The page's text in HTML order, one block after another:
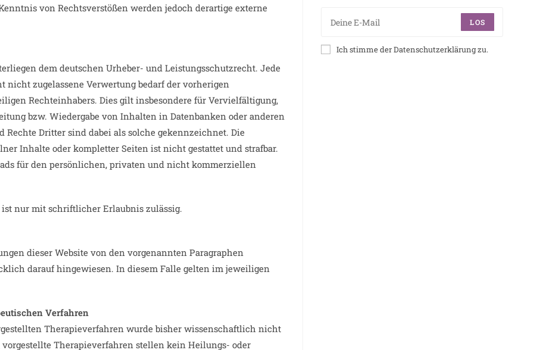
von Rechtsverstößen werden jedoch derartige externe
dem deutschen Urheber- und Leistungsschutzrecht. Jede
nicht zugelassene Verwertung bedarf der vorherigen
Rechteinhabers. Dies gilt insbesondere für Vervielfältigung,
bzw. Wiedergabe von Inhalten in Datenbanken oder anderen
Dritter sind dabei als solche gekennzeichnet. Die
Inhalte oder kompletter Seiten ist nicht gestattet und strafbar.
für den persönlichen, privaten und nicht kommerziellen
ist nur mit schriftlicher Erlaubnis zulässig.
dieser Website von den vorgenannten Paragraphen
darauf hingewiesen. In diesem Falle gelten im jeweiligen
Verfahren
Therapieverfahren wurde bisher wissenschaftlich nicht
Therapieverfahren stellen kein Heilungs- oder
LOS
Ich stimme der Datenschutzerklärung zu.